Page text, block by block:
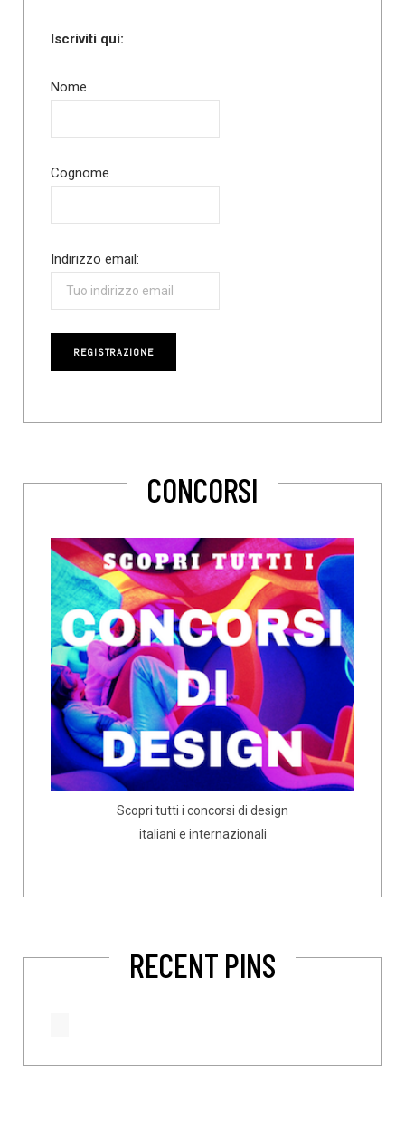
Iscriviti qui:
Nome
Cognome
Indirizzo email:
CONCORSI
Scopri tutti i concorsi di design
italiani e internazionali
RECENT PINS